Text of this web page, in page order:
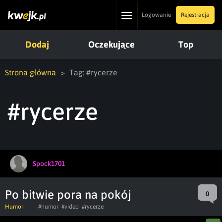
ToggleLogowanie Rejestracja
Dodaj Oczekujące Top
Strona główna Tag: #rycerze
#rycerze
Spock1701
Po bitwie pora na pokój 0
Humor #humor #video #rycerze